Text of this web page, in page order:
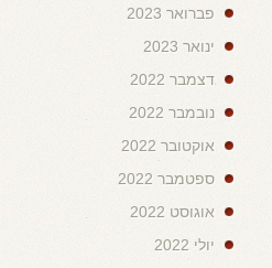
פברואר 2023
ינואר 2023
דצמבר 2022
נובמבר 2022
אוקטובר 2022
ספטמבר 2022
אוגוסט 2022
יולי 2022